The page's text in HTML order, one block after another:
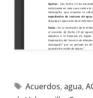
Acuerdos, agua,